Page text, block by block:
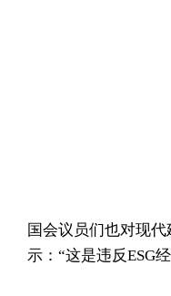
国会议员们也对现
示：“这是违反ESG